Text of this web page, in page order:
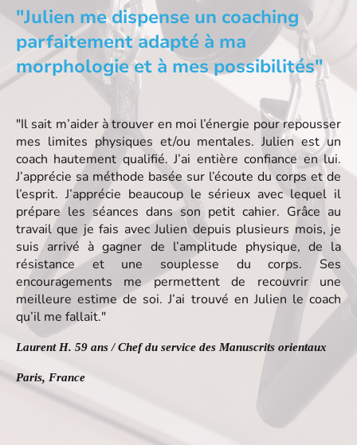
"Julien me dispense un coaching
parfaitement adapté à ma
morphologie et à mes possibilités"
"Il sait m’aider à trouver en moi l’énergie pour repousser
mes limites physiques et/ou mentales. Julien est un
coach hautement qualifié. J’ai entière confiance en lui.
J’apprécie sa méthode basée sur l’écoute du corps et de
l’esprit. J’apprécie beaucoup le sérieux avec lequel il
prépare les séances dans son petit cahier. Grâce au
travail que je fais avec Julien depuis plusieurs mois, je
suis arrivé à gagner de l’amplitude physique, de la
résistance et une souplesse du corps. Ses
encouragements me permettent de recouvrir une
meilleure estime de soi. J’ai trouvé en Julien le coach
qu’il me fallait."
Laurent H. 59 ans / Chef du service des Manuscrits orientaux
Paris, France